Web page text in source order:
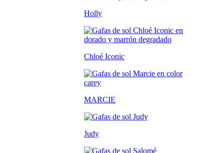
Holly
Chloé Iconic
MARCIE
Judy